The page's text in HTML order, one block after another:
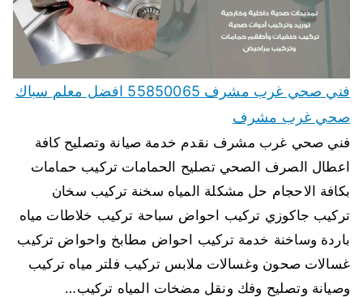
فني صحي غرب مشرف 55850065 افضل معلم سباك
صحي غرب مشرف
فني صحي غرب مشرف نقدم خدمة صيانة وتصليح كافة
اعطال الصرف الصحي تصليح الحمامات تركيب حمامات
بكافة الاحجام حل مشكلة المياه سخنة تركيب سخان
تركيب جاكوزي تركيب احواض سباحة تركيب خلاطات مياه
باردة وساخنة خدمة تركيب احواض مطابخ واحواض تركيب
غسالات صحون وغسالات ملابس تركيب فلتر مياه تركيب
وصيانة وتصليح وفك ونقل مضخات المياه تركيب…